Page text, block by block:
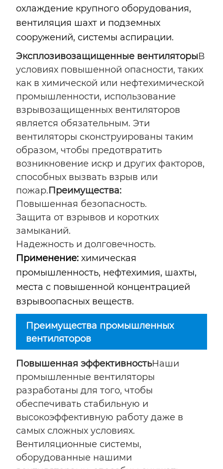
охлаждение крупного оборудования,
вентиляция шахт и подземных
сооружений, системы аспирации.
Эксплозивозащищенные вентиляторыВ
условиях повышенной опасности, таких
как в химической или нефтехимической
промышленности, использование
взрывозащищенных вентиляторов
является обязательным. Эти
вентиляторы сконструированы таким
образом, чтобы предотвратить
возникновение искр и других факторов,
способных вызвать взрыв или
пожар.Преимущества:
Повышенная безопасность.
Защита от взрывов и коротких
замыканий.
Надежность и долговечность.
Применение: химическая
промышленность, нефтехимия, шахты,
места с повышенной концентрацией
взрывоопасных веществ.
Преимущества промышленных
вентиляторов
Повышенная эффективностьНаши
промышленные вентиляторы
разработаны для того, чтобы
обеспечивать стабильную и
высокоэффективную работу даже в
самых сложных условиях.
Вентиляционные системы,
оборудованные нашими